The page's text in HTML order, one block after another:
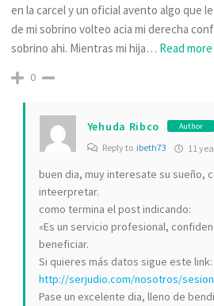
en la carcel y un oficial avento algo que
de mi sobrino volteo acia mi derecha
sobrino ahi. Mientras mi hija… Read more
0
Yehuda Ribco Author
Reply to ibeth73 11
buen dia, muy interesate su sueño,
inteerpretar.
como termina el post indicando:
«Es un servicio profesional,
beneficiar.
Si quieres más datos sigue este link:
http://serjudio.com/nosotros/
Pase un excelente dia, lleno de